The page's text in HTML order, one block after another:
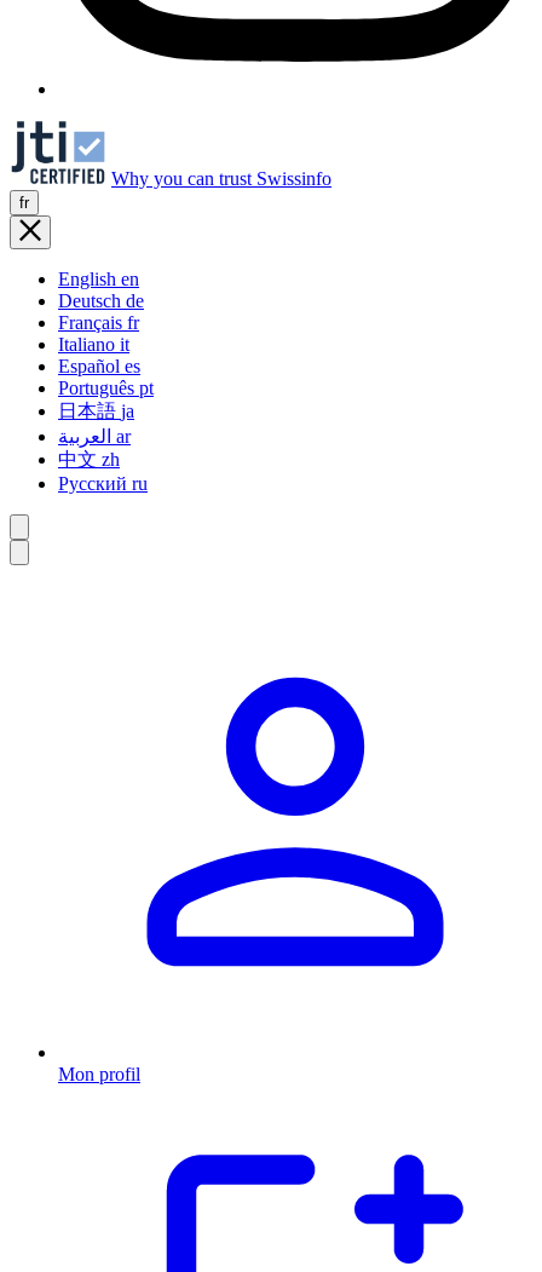
Why you can trust Swissinfo
fr
English en
Deutsch de
Français fr
Italiano it
Español es
Português pt
日本語 ja
ar
中文 zh
Русский ru
Mon profil